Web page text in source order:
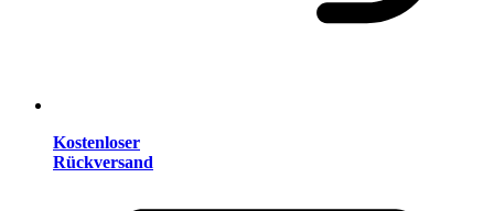
Kostenloser
Rückversand